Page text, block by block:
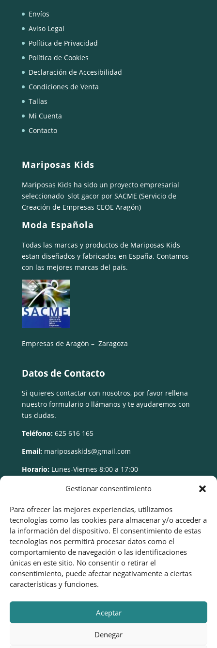
Gestionar consentimiento
Para ofrecer las mejores experiencias, utilizamos
tecnologías como las cookies para almacenar y/o acceder a
la información del dispositivo. El consentimiento de estas
tecnologías nos permitirá procesar datos como el
comportamiento de navegación o las identificaciones
únicas en este sitio. No consentir o retirar el
consentimiento, puede afectar negativamente a ciertas
características y funciones.
Aceptar
Denegar
Envíos
Aviso Legal
Política de Privacidad
Política de Cookies
Declaración de Accesibilidad
Condiciones de Venta
Tallas
Mi Cuenta
Contacto
Mariposas Kids
Mariposas Kids ha sido un proyecto empresarial
seleccionado slot gacorpor SACME (Servicio de
Creación de Empresas CEOE Aragón)
Moda Española
Todas las marcas y productos de Mariposas Kids
estan diseñados y fabricados en España. Contamos
con las mejores marcas del país.
Empresas de Aragón – Zaragoza
Datos de Contacto
Si quieres contactar con nosotros, por favor rellena
nuestro formulario o llámanos y te ayudaremos con
tus dudas.
Teléfono: 625 616 165
Email: mariposaskids@gmail.com
Horario: Lunes-Viernes 8:00 a 17:00